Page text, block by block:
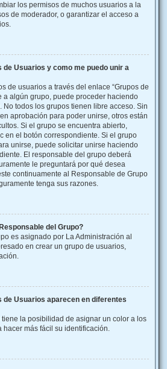
los permisos de muchos usuarios a la
de moderador, o garantizar el acceso a
de Usuarios y como me puedo unir a
de usuarios a través del enlace “Grupos de
a algún grupo, puede proceder haciendo
todos los grupos tienen libre acceso. Sin
aprobación para poder unirse, otros están
Si el grupo se encuentra abierto,
en el botón correspondiente. Si el grupo
unirse, puede solicitar unirse haciendo
El responsable del grupo deberá
le preguntará por qué desea
continuamente al Responsable de Grupo
tenga sus razones.
del Grupo?
es asignado por La Administración al
en crear un grupo de usuarios,
de Usuarios aparecen en diferentes
tiene la posibilidad de asignar un color a los
hacer más fácil su identificación.